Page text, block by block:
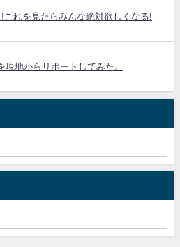
れを見たらみんな絶対欲しくなる!
地からリポートしてみた。